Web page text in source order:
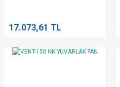
17.073,61 TL